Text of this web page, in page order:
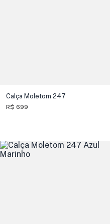
Calça Moletom 247
R$ 699